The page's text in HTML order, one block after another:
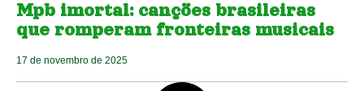
Mpb imortal: canções brasileiras
que romperam fronteiras musicais
17 de novembro de 2025